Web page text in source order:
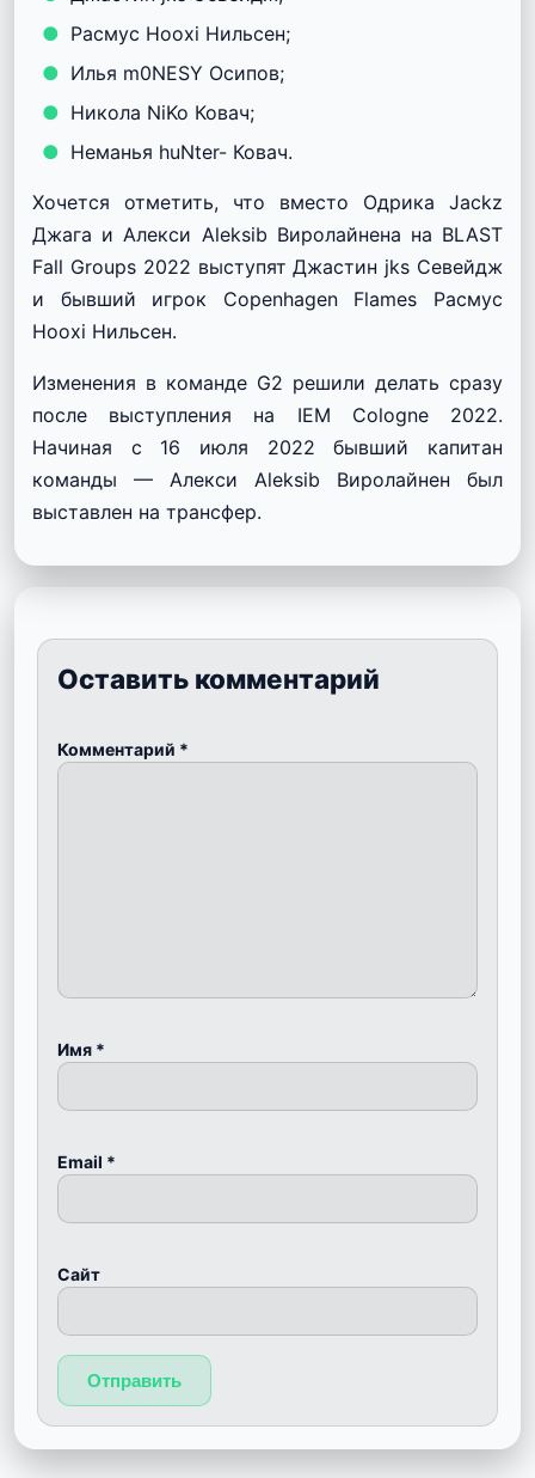
Расмус Hooxi Нильсен;
Илья m0NESY Осипов;
Никола NiKo Ковач;
Неманья huNter- Ковач.
Хочется отметить, что вместо Одрика Jackz
Джага и Алекси Aleksib Виролайнена на BLAST
Fall Groups 2022 выступят Джастин jks Севейдж
и бывший игрок Copenhagen Flames Расмус
Hooxi Нильсен.
Изменения в команде G2 решили делать сразу
после выступления на IEM Cologne 2022.
Начиная с 16 июля 2022 бывший капитан
команды — Алекси Aleksib Виролайнен был
выставлен на трансфер.
Оставить комментарий
Комментарий *
Имя *
Email *
Сайт